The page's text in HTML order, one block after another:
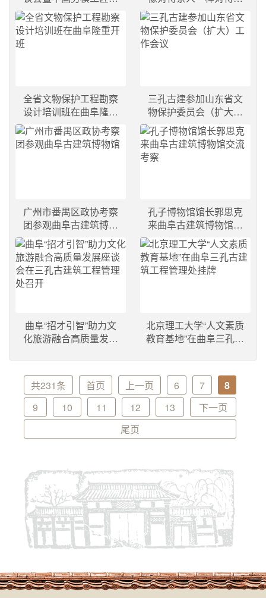
坛日照峰会举行—— 三
孔古建筑工程管理处孔
祥民同志作主旨发言
物
全省文物保护工程勘察
设计培训班在曲阜隆重
开班
三孔古建参加山东省文
物保护委员会（扩大）
工作会议
广州市番禺区政协考察
团参观曲阜古建筑博物
馆
孔子博物馆馆长郭思克
来曲阜古建筑博物馆交
流考察
曲阜“招才引智”助力文
化旅游融合高质量发展
程管理处召开
北京理工大学“人文素质
教育基地”在曲阜三孔古
共231条 首页 上一页 6 7
8
9
10 11 12 13
下一页
尾页